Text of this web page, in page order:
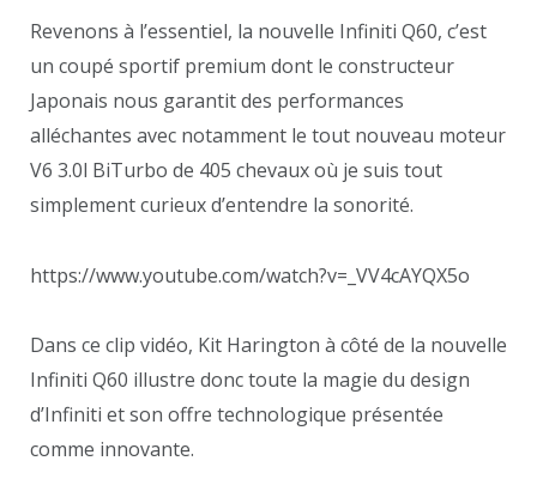
Revenons à l’essentiel, la nouvelle Infiniti Q60, c’est
un coupé sportif premium dont le constructeur
Japonais nous garantit des performances
alléchantes avec notamment le tout nouveau moteur
V6 3.0l BiTurbo de 405 chevaux où je suis tout
simplement curieux d’entendre la sonorité.
https://www.youtube.com/watch?v=_VV4cAYQX5o
Dans ce clip vidéo, Kit Harington à côté de la nouvelle
Infiniti Q60 illustre donc toute la magie du design
d’Infiniti et son offre technologique présentée
comme innovante.